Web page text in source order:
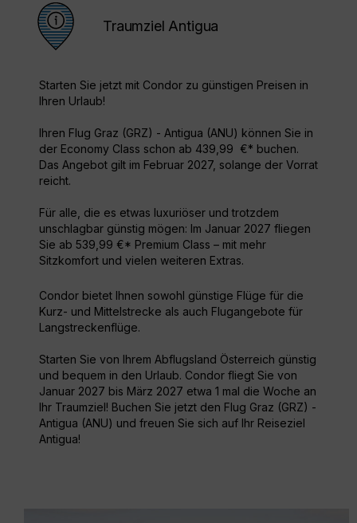
Traumziel Antigua
Starten Sie jetzt mit Condor zu günstigen Preisen in
Ihren Urlaub!
Ihren Flug Graz (GRZ) - Antigua (ANU) können Sie in
der Economy Class schon ab 439,99 €* buchen.
Das Angebot gilt im Februar 2027, solange der Vorrat
reicht.
Für alle, die es etwas luxuriöser und trotzdem
unschlagbar günstig mögen: Im Januar 2027 fliegen
Sie ab 539,99 €* Premium Class – mit mehr
Sitzkomfort und vielen weiteren Extras.
Condor bietet Ihnen sowohl günstige Flüge für die
Kurz- und Mittelstrecke als auch Flugangebote für
Langstreckenflüge.
Starten Sie von Ihrem Abflugsland Österreich günstig
und bequem in den Urlaub. Condor fliegt Sie von
Januar 2027 bis März 2027 etwa 1 mal die Woche an
Ihr Traumziel! Buchen Sie jetzt den Flug Graz (GRZ) -
Antigua (ANU) und freuen Sie sich auf Ihr Reiseziel
Antigua!